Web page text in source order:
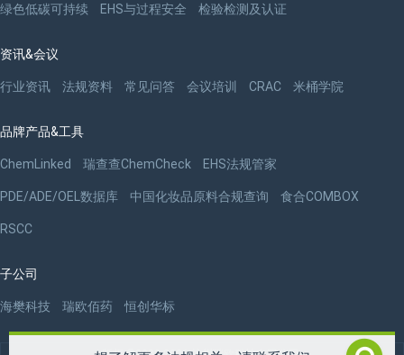
绿色低碳可持续 EHS与过程安全 检验检测及认证
资讯&会议
行业资讯 法规资料 常见问答 会议培训 CRAC 米桶学院
品牌产品&工具
ChemLinked 瑞查查ChemCheck EHS法规管家
PDE/ADE/OEL数据库 中国化妆品原料合规查询 食合COMBOX
RSCC
子公司
海樊科技 瑞欧佰药 恒创华标